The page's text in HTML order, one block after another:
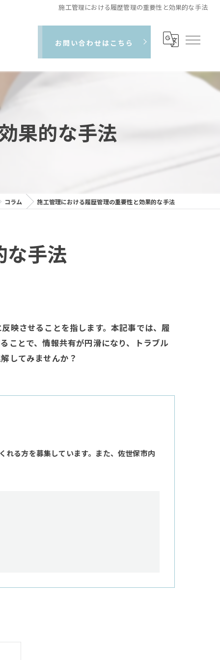
施工管理における履歴管理の重要性と効果的な手法
お問い合わせはこちら
果的な手法
コラム 施工管理における履歴管理の重要性と効果的な手法
な手法
映させることを指します。本記事では、履
ことで、情報共有が円滑になり、トラブル
してみませんか？
れる方を募集しています。また、佐世保市内